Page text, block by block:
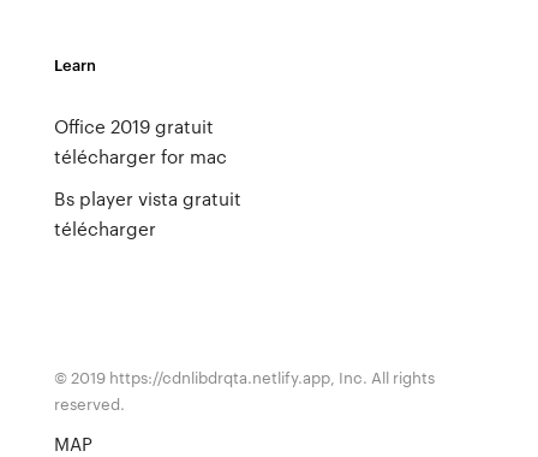
Learn
Office 2019 gratuit
télécharger for mac
Bs player vista gratuit
télécharger
© 2019 https://cdnlibdrqta.netlify.app, Inc. All rights
reserved.
MAP